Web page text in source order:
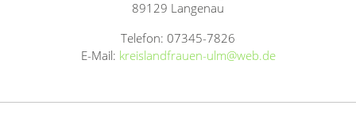
89129 Langenau
Telefon: 07345-7826
E-Mail: kreislandfrauen-ulm@web.de